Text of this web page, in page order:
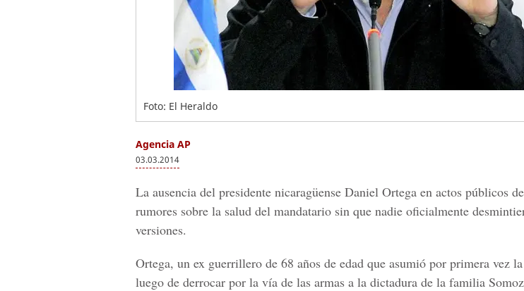
Foto: El Heraldo
Agencia AP
03.03.2014
La ausencia del presidente nicaragüense Daniel Ortega en actos públicos
rumores sobre la salud del mandatario sin que nadie oficialmente
versiones.
Ortega, un ex guerrillero de 68 años de edad que asumió por primera vez
luego de derrocar por la vía de las armas a la dictadura de la familia